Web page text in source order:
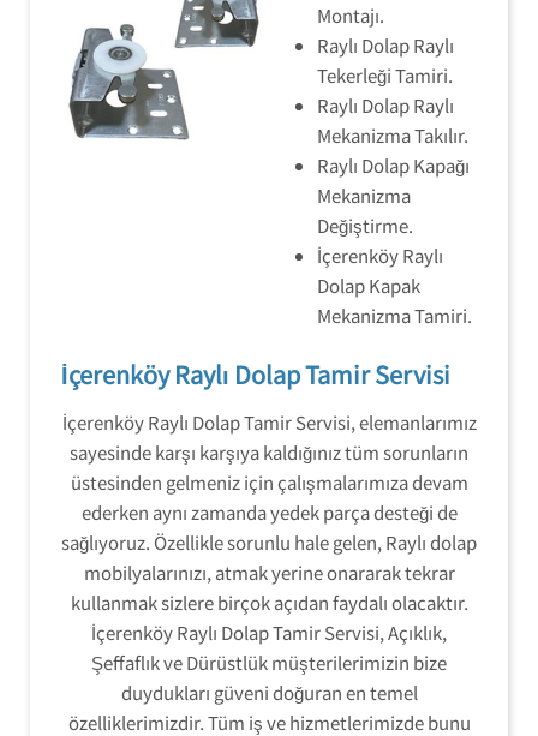
Montajı.
Raylı Dolap Raylı
Tekerleği Tamiri.
Raylı Dolap Raylı
Mekanizma Takılır.
Raylı Dolap Kapağı
Mekanizma
Değiştirme.
İçerenköy Raylı
Dolap Kapak
Mekanizma Tamiri.
İçerenköy Raylı Dolap Tamir Servisi
İçerenköy Raylı Dolap Tamir Servisi, elemanlarımız
sayesinde karşı karşıya kaldığınız tüm sorunların
üstesinden gelmeniz için çalışmalarımıza devam
ederken aynı zamanda yedek parça desteği de
sağlıyoruz. Özellikle sorunlu hale gelen, Raylı dolap
mobilyalarınızı, atmak yerine onararak tekrar
kullanmak sizlere birçok açıdan faydalı olacaktır.
İçerenköy Raylı Dolap Tamir Servisi, Açıklık,
Şeffaflık ve Dürüstlük müşterilerimizin bize
duydukları güveni doğuran en temel
özelliklerimizdir. Tüm iş ve hizmetlerimizde bunu